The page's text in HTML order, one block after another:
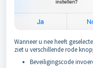
Wanneer u nee heeft
ziet u verschillende rode
Beveiligingscode